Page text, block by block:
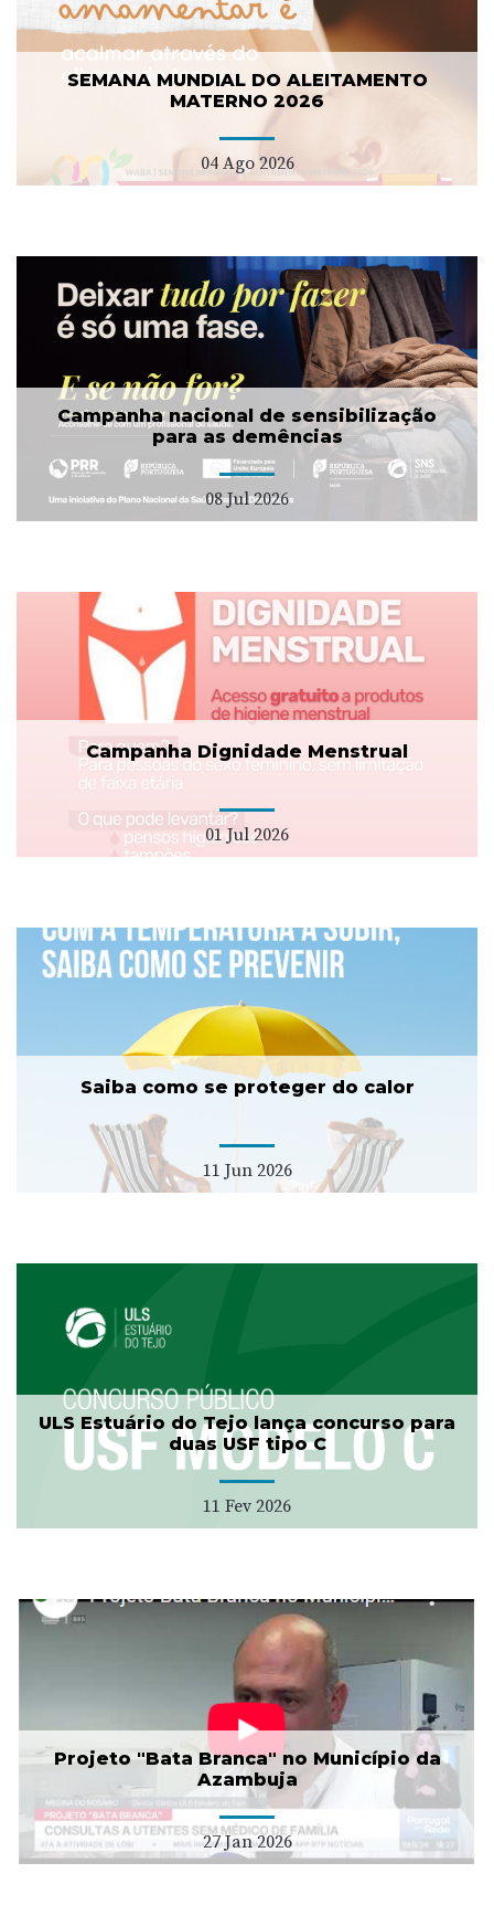
SEMANA MUNDIAL DO ALEITAMENTO
MATERNO 2026
04 Ago 2026
Campanha nacional de sensibilização
para as demências
08 Jul 2026
Campanha Dignidade Menstrual
01 Jul 2026
Saiba como se proteger do calor
11 Jun 2026
ULS Estuário do Tejo lança concurso para
duas USF tipo C
11 Fev 2026
Projeto "Bata Branca" no Município da
Azambuja
27 Jan 2026